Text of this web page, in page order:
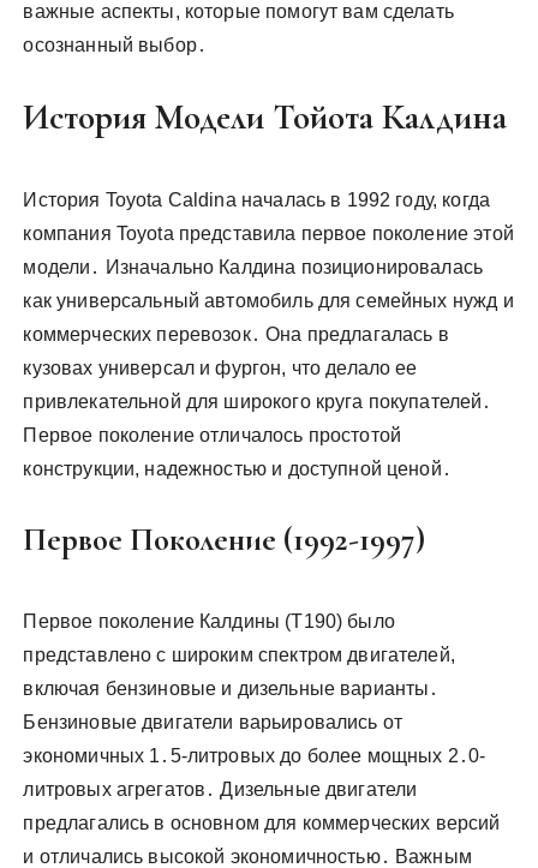
важные аспекты, которые помогут вам сделать
осознанный выбор․
История Модели Тойота Калдина
История Toyota Caldina началась в 1992 году, когда
компания Toyota представила первое поколение этой
модели․ Изначально Калдина позиционировалась
как универсальный автомобиль для семейных нужд и
коммерческих перевозок․ Она предлагалась в
кузовах универсал и фургон, что делало ее
привлекательной для широкого круга покупателей․
Первое поколение отличалось простотой
конструкции, надежностью и доступной ценой․
Первое Поколение (1992-1997)
Первое поколение Калдины (T190) было
представлено с широким спектром двигателей,
включая бензиновые и дизельные варианты․
Бензиновые двигатели варьировались от
экономичных 1․5-литровых до более мощных 2․0-
литровых агрегатов․ Дизельные двигатели
предлагались в основном для коммерческих версий
и отличались высокой экономичностью․ Важным